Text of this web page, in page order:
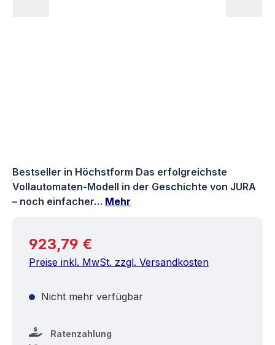
Bestseller in Höchstform Das erfolgreichste
Vollautomaten-Modell in der Geschichte von JURA
– noch einfacher… Mehr
Regulärer Preis:
923,79 €
Preise inkl. MwSt. zzgl. Versandkosten
Nicht mehr verfügbar
Ratenzahlung